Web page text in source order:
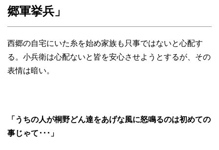
郷軍挙兵」
西郷の自宅にいた糸を始め家族も只事ではないと心配す
る。小兵衛は心配ないと皆を安心させようとするが、その
表情は暗い。
「うちの人が桐野どん達をあげな風に怒鳴るのは初めての
事じゃて･･･」